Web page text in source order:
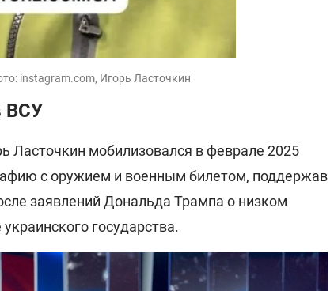
instagram.com, Игорь Ласточкин
ВСУ
Ласточкин мобилизовался в феврале 2025
с оружием и военным билетом, поддержав
заявлений Дональда Трампа о низком
государства.